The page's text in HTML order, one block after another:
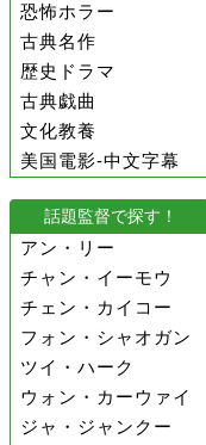
恐怖ホラー
古典名作
歴史ドラマ
古典戯曲
文化教養
美国電影-中文字幕
話題監督で探す！
アン・リー
チャン・イーモウ
チェン・カイコー
フォン・シャオガン
ツイ・ハーク
ウォン・カーウァイ
ジャ・ジャンクー